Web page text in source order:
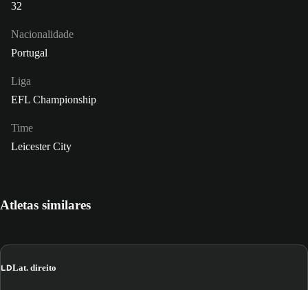
32
Nacionalidade
Portugal
Liga
EFL Championship
Time
Leicester City
Atletas similares
LDLat. direito